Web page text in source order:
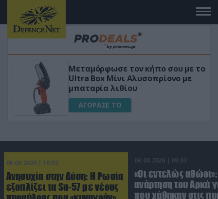
σου με το
«Μαγική» φόρμουλα
για αύξηση της λίμπιντο
ΑΓΟΡΑΣΕ ΤΟ
06.08.2026 | 10:02
Ανησυχία στην Δύση: H Ρωσία
εξοπλίζει τα Su-57 με νέους
06.08.2026 | 09:03
«Οι εντελώς
ανάρτηση του Αρκά
που χάθηκαν στις